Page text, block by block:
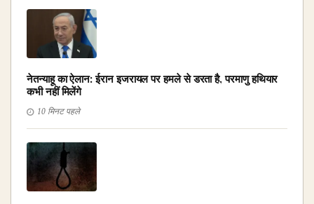
नेतन्याहू का ऐलान: ईरान इजरायल पर हमले से डरता है, परमाणु हथियार
कभी नहीं मिलेंगे
10 मिनट पहले